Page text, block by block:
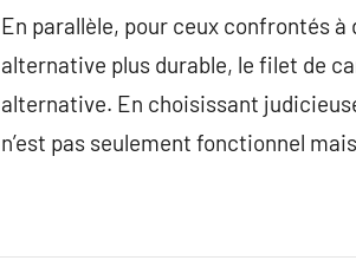
En parallèle, pour ceux confrontés
alternative plus durable, le filet de
alternative. En choisissant
n’est pas seulement fonctionnel